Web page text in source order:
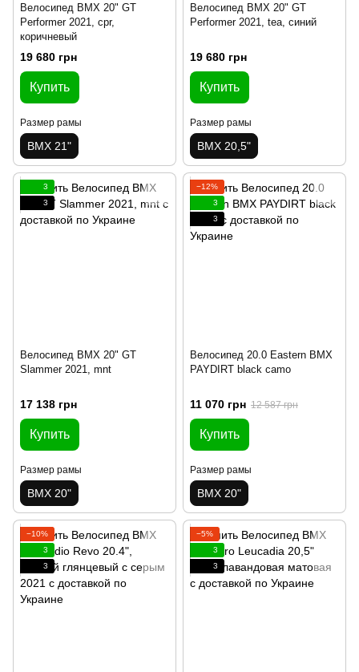
Велосипед BMX 20" GT
Performer 2021, cpr,
коричневый
19 680 грн
Купить
Размер рамы
BMX 21"
Велосипед BMX 20" GT
Performer 2021, tea, синий
19 680 грн
Купить
Размер рамы
BMX 20,5"
3
3
Велосипед BMX 20" GT
Slammer 2021, mnt
17 138 грн
Купить
Размер рамы
BMX 20"
−12%
3
3
Велосипед 20.0 Eastern BMX
PAYDIRT black camo
11 070 грн 12 587 грн
Купить
Размер рамы
BMX 20"
−10%
3
3
−5%
3
3